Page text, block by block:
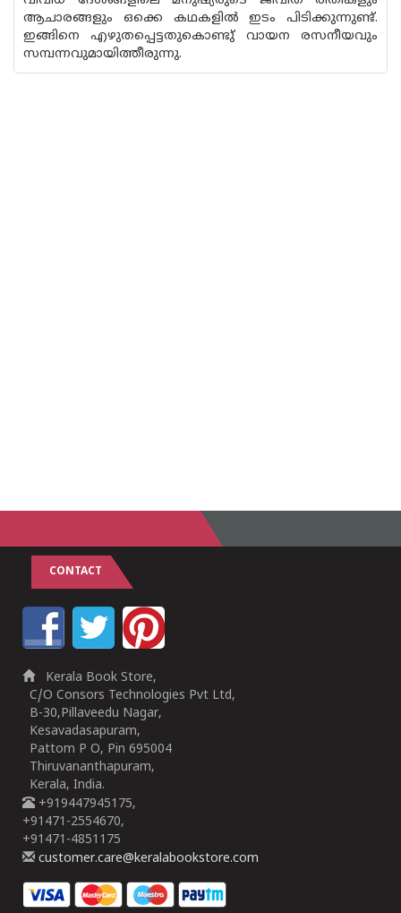
ആചാരങ്ങളും ഒക്കെ കഥകളിൽ ഇടം പിടിക്കുന്നുണ്ട്.
ഇങ്ങിനെ എഴുതപ്പെട്ടതുകൊണ്ടു് വായന രസനീയവും
സമ്പന്നവുമായിത്തീരുന്നു.
CONTACT
Kerala Book Store,
C/O Consors Technologies Pvt Ltd,
B-30,Pillaveedu Nagar,
Kesavadasapuram,
Pattom P O, Pin 695004
Thiruvananthapuram,
Kerala, India.
+919447945175,
+91471-2554670,
+91471-4851175
customer.care@keralabookstore.com